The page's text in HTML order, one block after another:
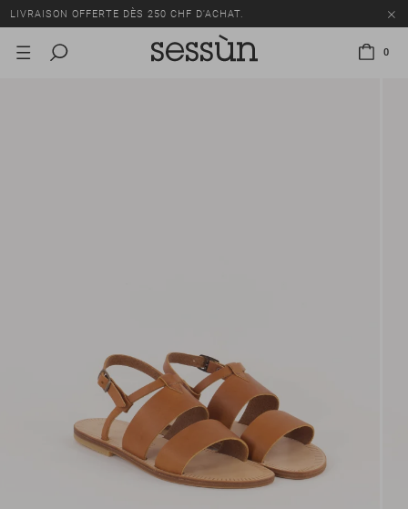
LIVRAISON OFFERTE DÈS 250 CHF D'ACHAT.
TOUS LES PRIX INCLUENT LA TVA ET LES DROITS DE DOUANE.
0